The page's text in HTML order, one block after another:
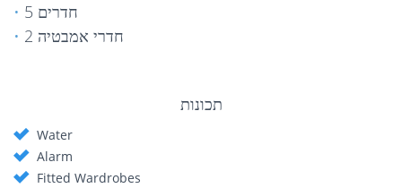
5 חדרים
2 חדרי אמבטיה
תכונות
Water
Alarm
Fitted Wardrobes